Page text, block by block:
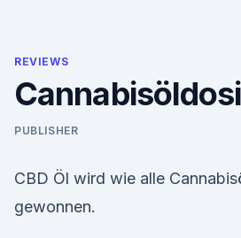
REVIEWS
PUBLISHER
CBD Öl wird wie alle
gewonnen.